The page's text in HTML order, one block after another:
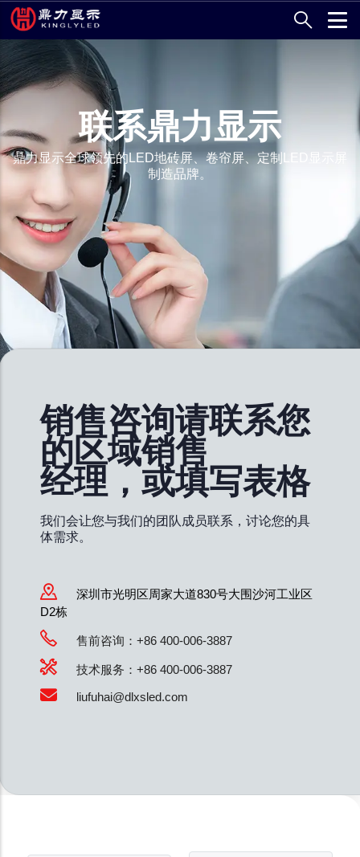
转
到
主
要
内
容
联系鼎力显示
鼎力显示全球领先的LED地砖屏、卷帘屏、定制LED显示屏
制造品牌。
销售咨询请联系您
的区域销售
经理，或填写表格
我们会让您与我们的团队成员联系，讨论您的具
体需求。
深圳市光明区周家大道830号大围沙河工业区
D2栋
售前咨询：+86 400-006-3887
技术服务：+86 400-006-3887
liufuhai@dlxsled.com